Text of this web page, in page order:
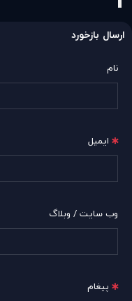
ارسال بازخورد
نام
ایمیل
وب سایت / وبلاگ
پیغام